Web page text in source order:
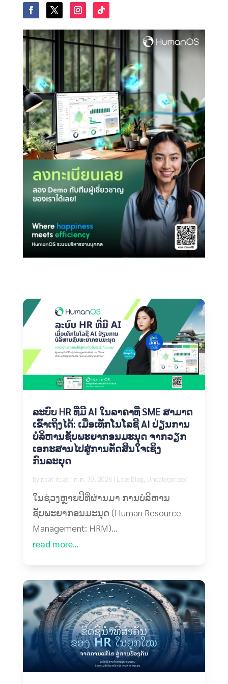
ລະບົບ HR ທີ່ມີ AI ໃນລາຄາທີ່ SME ສາມາດ
ເຂົ້າເຖິງໄດ້: ເມື່ອເທັກໂນໂລຊີ AI ປ່ຽນການ
ບໍລິຫານຊັບພະຍາກອນມະນຸດ ຈາກວຽກ
ເອກະສານໄປສູ່ການຕັດສິນໃຈເຊິງ
ກົນລະຍຸດ
by itcat itcat | ກ.ກ. 30, 2026| Laos Blog, Uncategorized
ໃນຊ່ວງຫຼາຍປີທີ່ຜ່ານມາ ການບໍລິຫານ
ຊັບພະຍາກອນມະນຸດ (Human Resource
Management: HRM)...
read more...